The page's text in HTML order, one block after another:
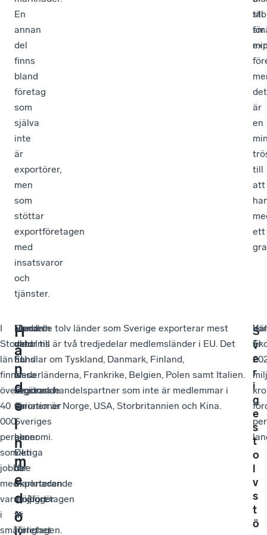
En
annan
del
finns
bland
företag
som
själva
inte
är
exportörer,
men
som
stöttar
exportföretagen
med
insatsvaror
och
tjänster.
för
det
är
en
till
att
ett
till
I
Stockholms
län
finns
över
40
000
personer
som
jobbar
med
varuexport
i
småföretagen.
Medan
det
finns
vissa
regionala
variationer
i
hur
viktiga
de
exporterande
småföretagen
är
för
H
a
n
d
e
l
n
m
e
d
ö
Handeln
med
EU
är
avgörande
för
Sveriges
ekonomi.
Den
inre
marknaden
möjliggör
fri
rörlighet
Bland de tolv länder som Sverige exporterar mest
varor till är två tredjedelar medlemsländer i EU. Det
handlar om Tyskland, Danmark, Finland,
Nederländerna, Frankrike, Belgien, Polen samt Italien.
De stora handelspartner som inte är medlemmar i
unionen är Norge, USA, Storbritannien och Kina.
S
v
e
r
i
g
e
s
t
o
l
v
s
t
ö
år
per